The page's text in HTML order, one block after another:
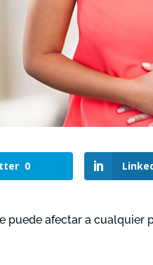
0
puede afectar a cualquier